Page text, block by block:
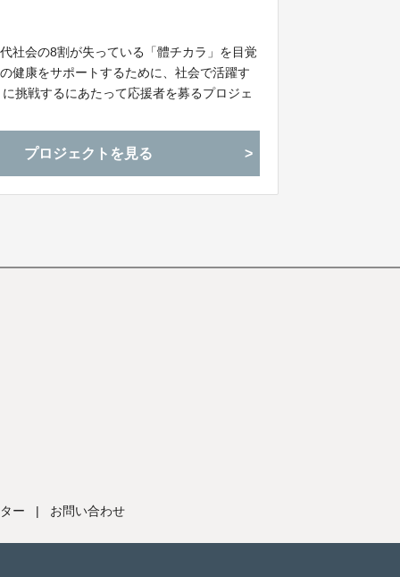
社会の8割が失っている「體チカラ」を目覚
健康をサポートするために、社会で活躍す
挑戦するにあたって応援者を募るプロジェ
プロジェクトを見る
ー | お問い合わせ